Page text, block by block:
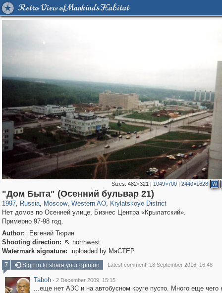
Retro View of Mankind's Habitat
Sizes:482×321 | 1049×700 |2440×1628 W
"Дом Быта" (Осенний бульвар 21)
1997, Russia
1,406,144 29,243
, Moscow
319,779 8,286
, Western AO
27,129 310
, Krylatskoye District
1,754 5
Нет домов по Осенней улице, Бизнес Центра «Крылатский».
Примерно 97-98 год.
Author:
Евгений Тюрин
Shooting direction:  northwest
Watermark signature:
uploaded by MaCTEP
7
Sign in to share your opinion Latest comment: 18 September 2016, 16:48
Taboh · 2 December 2009, 15:15
...еще нет АЗС и на автобусном круге пусто. Много еще чего